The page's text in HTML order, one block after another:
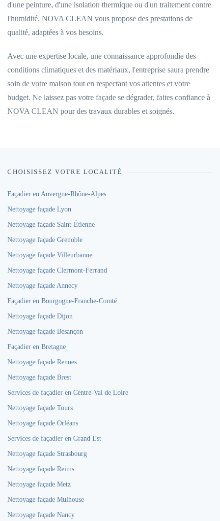
d'une peinture, d'une isolation thermique ou d'un traitement contre
l'humidité, NOVA CLEAN vous propose des prestations de
qualité, adaptées à vos besoins.
Avec une expertise locale, une connaissance approfondie des
conditions climatiques et des matériaux, l'entreprise saura prendre
soin de votre maison tout en respectant vos attentes et votre
budget. Ne laissez pas votre façade se dégrader, faites confiance à
NOVA CLEAN pour des travaux durables et soignés.
CHOISISSEZ VOTRE LOCALITÉ
Façadier en Auvergne-Rhône-Alpes
Nettoyage façade Lyon
Nettoyage façade Saint-Étienne
Nettoyage façade Grenoble
Nettoyage façade Villeurbanne
Nettoyage façade Clermont-Ferrand
Nettoyage façade Annecy
Façadier en Bourgogne-Franche-Comté
Nettoyage façade Dijon
Nettoyage façade Besançon
Façadier en Bretagne
Nettoyage façade Rennes
Nettoyage façade Brest
Services de façadier en Centre-Val de Loire
Nettoyage façade Tours
Nettoyage façade Orléans
Services de façadier en Grand Est
Nettoyage façade Strasbourg
Nettoyage façade Reims
Nettoyage façade Metz
Nettoyage façade Mulhouse
Nettoyage façade Nancy